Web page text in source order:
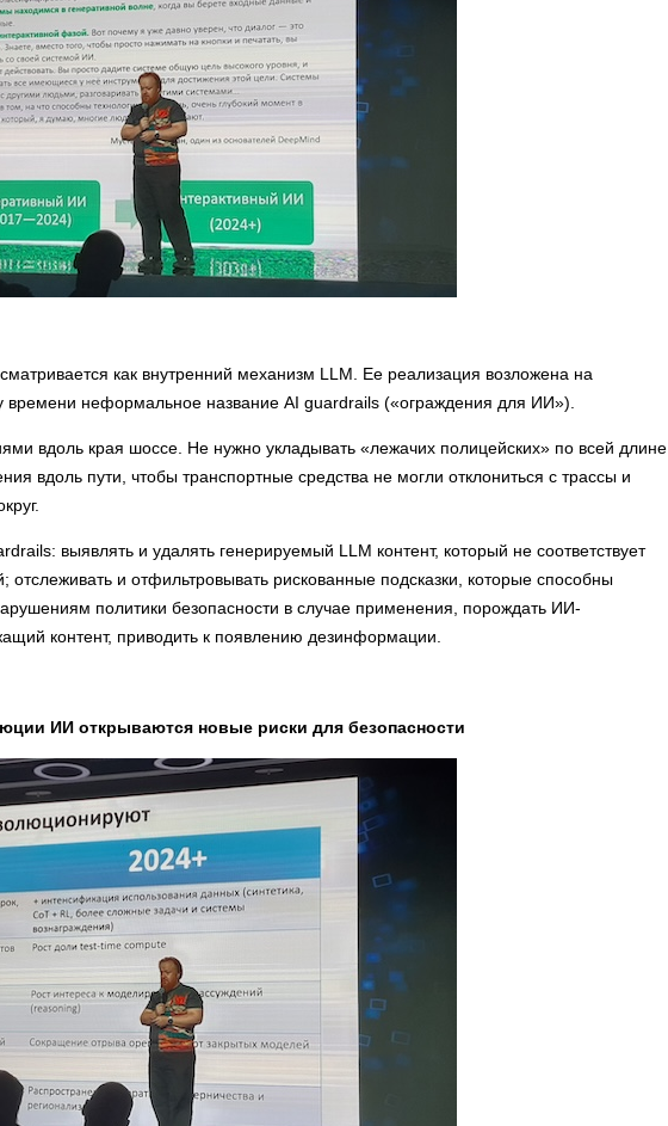
как внутренний механизм LLM. Ее реализация возложена на
неформальное название AI guardrails («ограждения для ИИ»).
вдоль края шоссе. Не нужно укладывать «лежачих полицейских» по всей длине
вдоль пути, чтобы транспортные средства не могли отклониться с трассы и
выявлять и удалять генерируемый LLM контент, который не соответствует
отслеживать и отфильтровывать рискованные подсказки, которые способны
политики безопасности в случае применения, порождать ИИ-
контент, приводить к появлению дезинформации.
ИИ открываются новые риски для безопасности